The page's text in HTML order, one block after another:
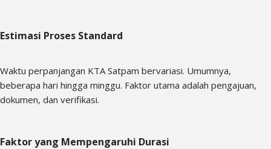
Estimasi Proses Standard
Waktu perpanjangan KTA Satpam bervariasi. Umumnya,
beberapa hari hingga minggu. Faktor utama adalah pengajuan,
dokumen, dan verifikasi.
Faktor yang Mempengaruhi Durasi